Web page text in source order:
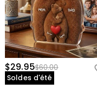
$29.95$60.00
Soldes d'été